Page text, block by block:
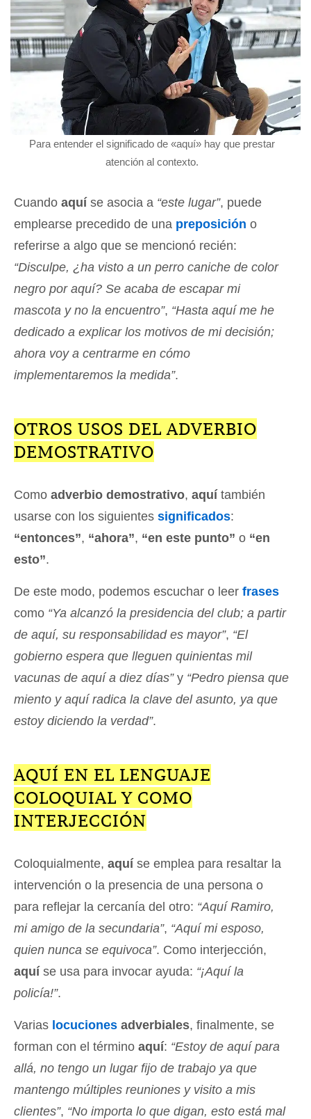
Para entender el significado de «aquí» hay que prestar
atención al contexto.
Cuando aquíse asocia a “este lugar”, puede
emplearse precedido de una preposición o
referirse a algo que se mencionó recién:
“Disculpe, ¿ha visto a un perro caniche de color
negro por aquí? Se acaba de escapar mi
mascota y no la encuentro”, “Hasta aquí me he
dedicado a explicar los motivos de mi decisión;
ahora voy a centrarme en cómo
implementaremos la medida”.
OTROS USOS DEL ADVERBIO
DEMOSTRATIVO
Como adverbio demostrativo, aquítambién
usarse con los siguientes significados:
“entonces”, “ahora”, “en este punto” o “en
esto”.
De este modo, podemos escuchar o leer frases
como “Ya alcanzó la presidencia del club; a partir
de aquí, su responsabilidad es mayor”, “El
gobierno espera que lleguen quinientas mil
vacunas de aquí a diez días”y “Pedro piensa que
miento y aquí radica la clave del asunto, ya que
estoy diciendo la verdad”.
AQUÍ EN EL LENGUAJE
COLOQUIAL Y COMO
INTERJECCIÓN
Coloquialmente, aquíse emplea para resaltar la
intervención o la presencia de una persona o
para reflejar la cercanía del otro: “Aquí Ramiro,
mi amigo de la secundaria”, “Aquí mi esposo,
quien nunca se equivoca”. Como interjección,
aquíse usa para invocar ayuda: “¡Aquí la
policía!”.
Varias locuciones adverbiales, finalmente, se
forman con el término aquí: “Estoy de aquí para
allá, no tengo un lugar fijo de trabajo ya que
mantengo múltiples reuniones y visito a mis
clientes”, “No importa lo que digan, esto está mal